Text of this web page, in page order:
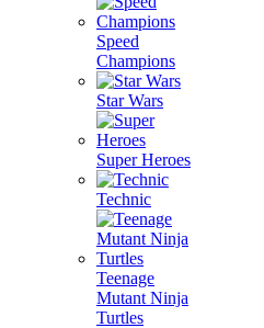
Speed
Champions
Star Wars
Super Heroes
Technic
Teenage
Mutant Ninja
Turtles